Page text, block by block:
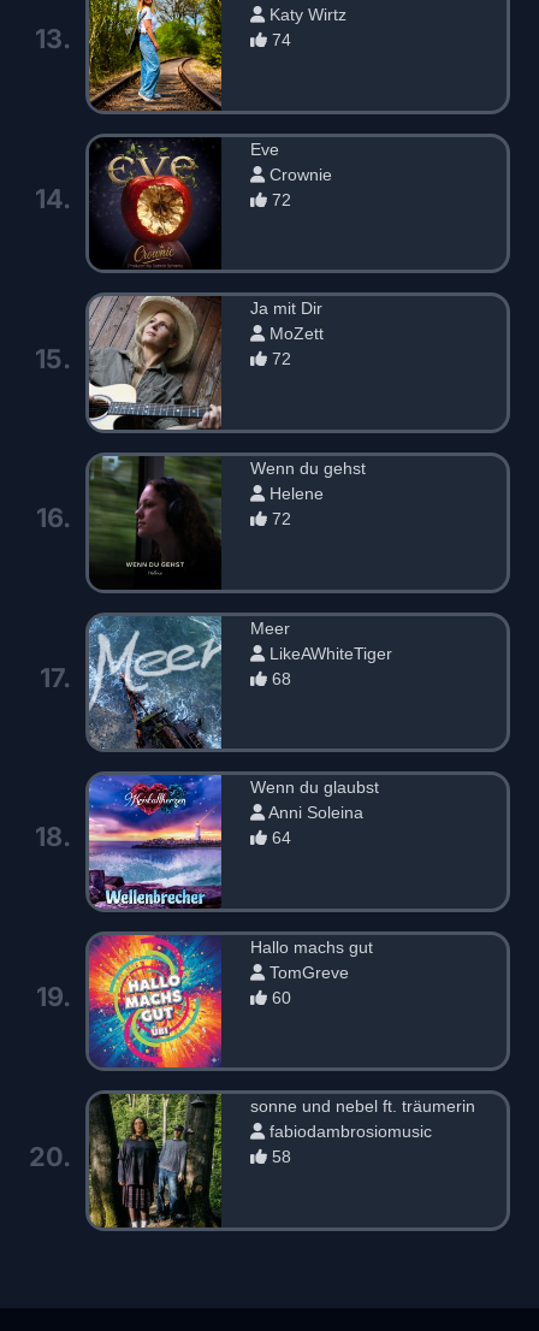
13.
Katy Wirtz
74
14.
Eve
Crownie
72
15.
Ja mit Dir
MoZett
72
16.
Wenn du gehst
Helene
72
17.
Meer
LikeAWhiteTiger
68
18.
Wenn du glaubst
Anni Soleina
64
19.
Hallo machs gut
TomGreve
60
20.
sonne und nebel ft. träumerin
fabiodambrosiomusic
58